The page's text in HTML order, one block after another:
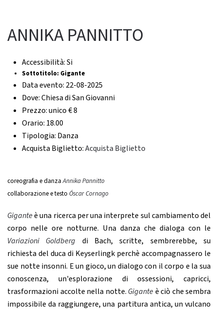
ANNIKA PANNITTO
Accessibilità:Si
Sottotitolo: Gigante
Data evento: 22-08-2025
Dove:Chiesa di San Giovanni
Prezzo:unico € 8
Orario: 18.00
Tipologia: Danza
Acquista Biglietto:Acquista Biglietto
coreografia e danzaAnnika Pannitto
collaborazione e testo Óscar Cornago
Giganteè una ricerca per una interprete sul cambiamento del
corpo nelle ore notturne. Una danza che dialoga con le
Variazioni Goldberg di Bach, scritte, sembrerebbe, su
richiesta del duca di Keyserlingk perchè accompagnassero le
sue notte insonni. E un gioco, un dialogo con il corpo e la sua
conoscenza, un'esplorazione di ossessioni, capricci,
trasformazioni accolte nella notte. Giganteè ciò che sembra
impossibile da raggiungere, una partitura antica, un vulcano